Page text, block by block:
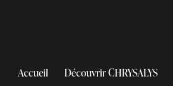
Accueil Découvrir CHRYSALYS